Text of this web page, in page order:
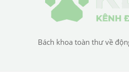
Bách khoa toàn thư về